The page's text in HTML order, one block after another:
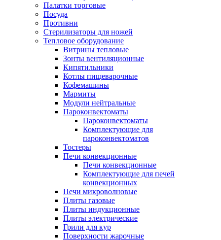
Палатки торговые
Посуда
Противни
Стерилизаторы для ножей
Тепловое оборудование
Витрины тепловые
Зонты вентиляционные
Кипятильники
Котлы пищеварочные
Кофемашины
Мармиты
Модули нейтральные
Пароконвектоматы
Пароконвектоматы
Комплектующие для
пароконвектоматов
Тостеры
Печи конвекционные
Печи конвекционные
Комплектующие для печей
конвекционных
Печи микроволновые
Плиты газовые
Плиты индукционные
Плиты электрические
Грили для кур
Поверхности жарочные